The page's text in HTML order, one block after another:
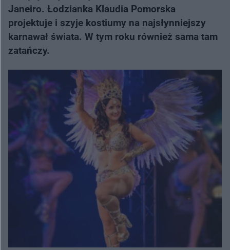
Janeiro. Łodzianka Klaudia Pomorska
projektuje i szyje kostiumy na najsłynniejszy
karnawał świata. W tym roku również sama tam
zatańczy.